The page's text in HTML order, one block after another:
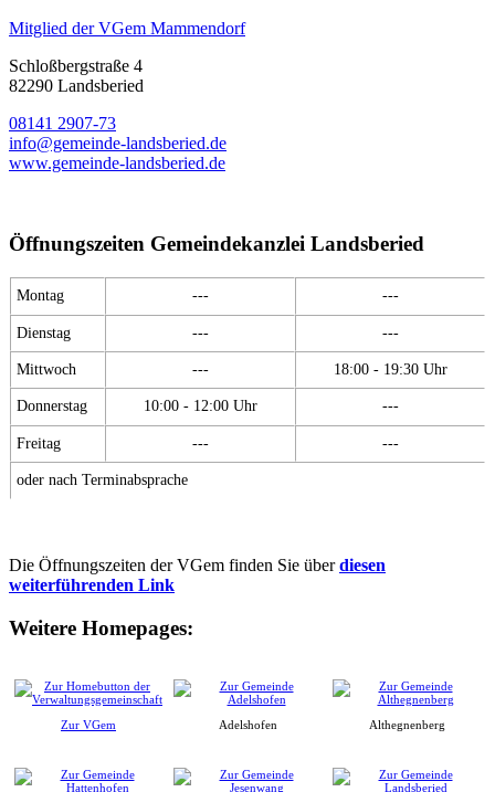
Mitglied der VGem Mammendorf
Schloßbergstraße 4
82290 Landsberied
08141 2907-73
info@gemeinde-landsberied.de
www.gemeinde-landsberied.de
Öffnungszeiten Gemeindekanzlei Landsberied
Montag --- ---
Dienstag --- ---
Mittwoch --- 18:00 - 19:30 Uhr
Donnerstag 10:00 - 12:00 Uhr ---
Freitag --- ---
oder nach Terminabsprache
Die Öffnungszeiten der VGem finden Sie überdiesen
weiterführenden Link
Weitere Homepages:
Zur VGem Adelshofen Althegnenberg